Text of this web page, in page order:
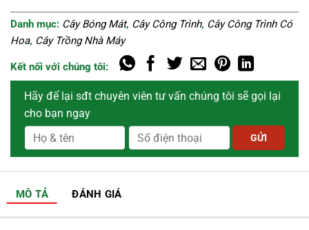
Danh mục: Cây Bóng Mát, Cây Công Trình, Cây Công Trình Có
Hoa, Cây Trồng Nhà Máy
Kết nối với chúng tôi:
Hãy để lại sđt chuyên viên tư vấn chúng tôi sẽ gọi lại
cho bạn ngay
MÔ TẢ ĐÁNH GIÁ